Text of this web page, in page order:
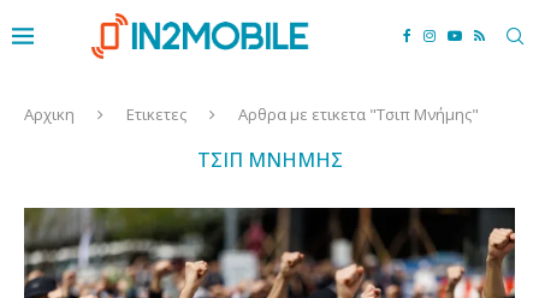
Αρχικη Ετικετες Αρθρα με ετικετα "Τσιπ Μνήμης"
ΤΣΙΠ ΜΝΉΜΗΣ